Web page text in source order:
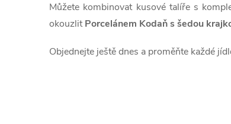
y
v
Můžete kombinovat kusové talíře s
okouzlitPorcelánem Kodaň s šedou
Objednejte ještě dnes a proměňte každé